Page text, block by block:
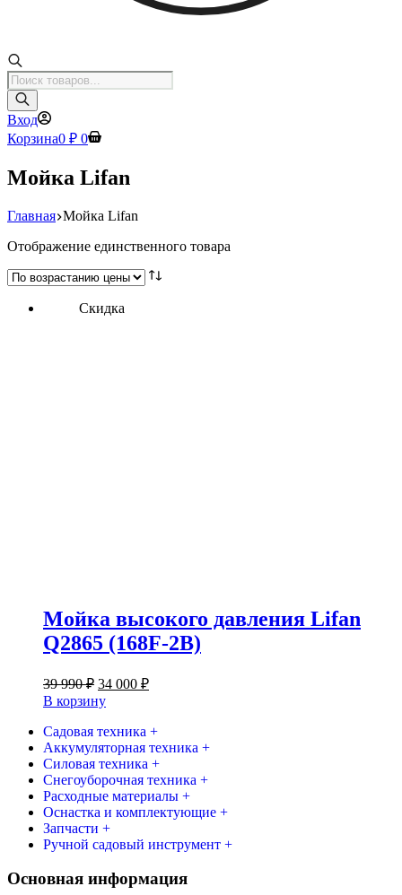
Поиск
товаров
Вход
Корзина0 ₽ 0
Мойка Lifan
Главная Мойка Lifan
Отображение единственного товара
Скидка
Мойка высокого давления Lifan
Q2865 (168F-2B)
39 990₽ Первоначальная
цена
составляла
39
990 ₽.
34 000 ₽Текущая
000 ₽.
В корзину
Садовая техника +
Аккумуляторная техника +
Силовая техника +
Снегоуборочная техника +
Расходные материалы +
Оснастка и комплектующие +
Запчасти +
Ручной садовый инструмент +
Основная информация